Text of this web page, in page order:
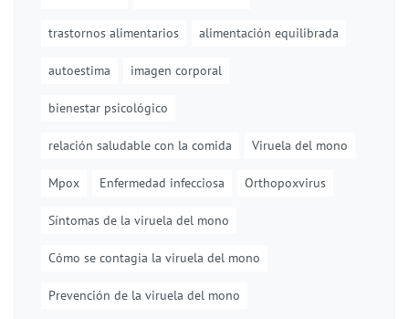
trastornos alimentarios alimentación equilibrada
autoestima imagen corporal
bienestar psicológico
relación saludable con la comida Viruela del mono
Mpox Enfermedad infecciosa Orthopoxvirus
Síntomas de la viruela del mono
Cómo se contagia la viruela del mono
Prevención de la viruela del mono